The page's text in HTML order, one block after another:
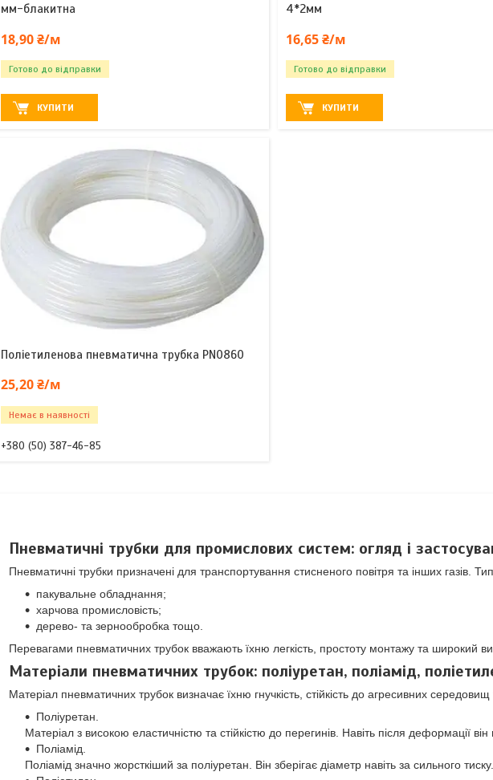
мм-блакитна
18,90 ₴/м
Готово до відправки
КУПИТИ
4*2мм
16,65 ₴/м
Готово до відправки
КУПИТИ
Поліетиленова пневматична трубка PN0860
25,20 ₴/м
Немає в наявності
+380 (50) 387-46-85
Пневматичні трубки для промислових систем: огляд і
Пневматичні трубки призначені для транспортування стисненого повітря та інших газів.
пакувальне обладнання;
харчова промисловість;
дерево- та зернообробка тощо.
Перевагами пневматичних трубок вважають їхню легкість, простоту монтажу та широкий
Матеріали пневматичних трубок: поліуретан, поліамід,
Матеріал пневматичних трубок визначає їхню гнучкість, стійкість до агресивних
Поліуретан.
Матеріал з високою еластичністю та стійкістю до перегинів. Навіть після деформації
Поліамід.
Поліамід значно жорсткіший за поліуретан. Він зберігає діаметр навіть за сильного тиску.